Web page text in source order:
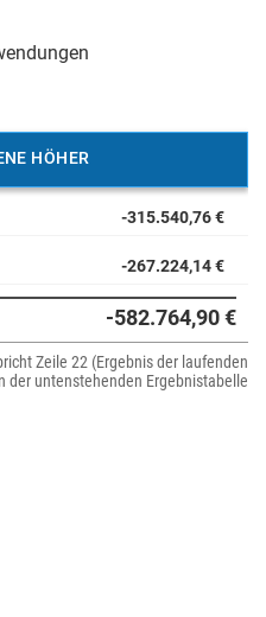
HÖHER
-315.540,76 €
-267.224,14 €
-582.764,90 €
Zeile 22 (Ergebnis der laufenden
der untenstehenden Ergebnistabelle